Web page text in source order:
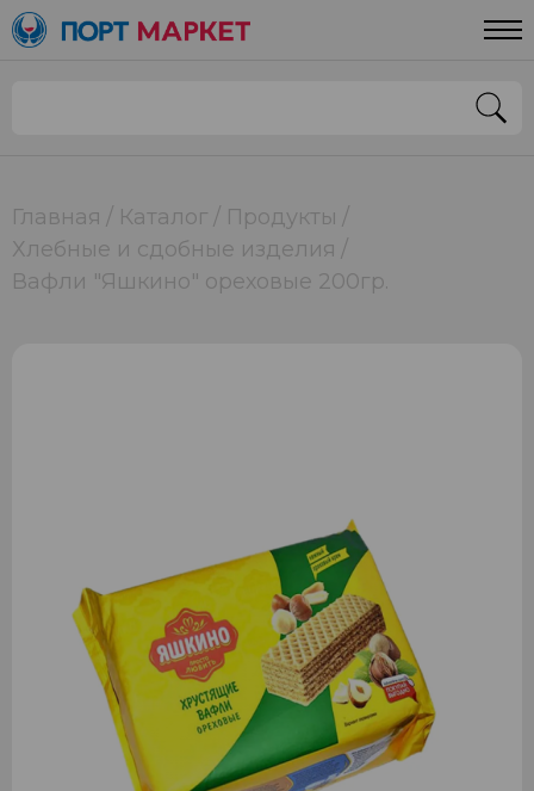
Главная Каталог
Продукты
Хлебные и сдобные изделия
Вафли "Яшкино" ореховые 200гр.